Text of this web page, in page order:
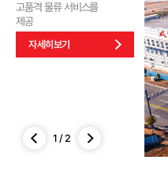
고품격 물류 서비스를
제공
자세히보기
1 /2